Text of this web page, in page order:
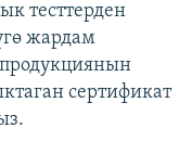
тесттерден
жардам
сертификат